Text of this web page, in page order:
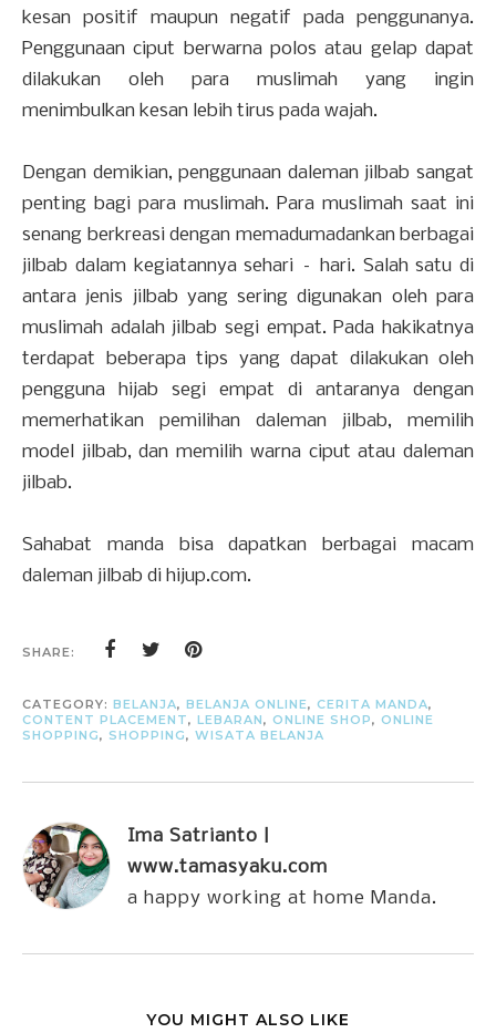
kesan positif maupun negatif pada penggunanya.
Penggunaan ciput berwarna polos atau gelap dapat
dilakukan oleh para muslimah yang ingin
menimbulkan kesan lebih tirus pada wajah.
Dengan demikian, penggunaan daleman jilbab sangat
penting bagi para muslimah. Para muslimah saat ini
senang berkreasi dengan memadumadankan berbagai
jilbab dalam kegiatannya sehari – hari. Salah satu di
antara jenis jilbab yang sering digunakan oleh para
muslimah adalah jilbab segi empat. Pada hakikatnya
terdapat beberapa tips yang dapat dilakukan oleh
pengguna hijab segi empat di antaranya dengan
memerhatikan pemilihan daleman jilbab, memilih
model jilbab, dan memilih warna ciput atau daleman
jilbab.
Sahabat manda bisa dapatkan berbagai macam
daleman jilbab di hijup.com.
SHARE:
CATEGORY: BELANJA, BELANJA ONLINE, CERITA MANDA,
CONTENT PLACEMENT, LEBARAN, ONLINE SHOP, ONLINE
SHOPPING, SHOPPING, WISATA BELANJA
Ima Satrianto |
www.tamasyaku.com
a happy working at home Manda.
YOU MIGHT ALSO LIKE